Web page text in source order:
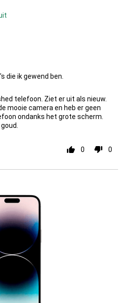
die ik gewend ben.
telefoon. Ziet er uit als nieuw.
mooie camera en heb er geen
ondanks het grote scherm.
0 0